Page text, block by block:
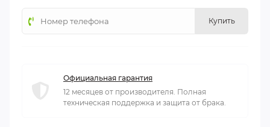
Купить
Официальная гарантия
12 месяцев от производителя. Полная
техническая поддержка и защита от брака.